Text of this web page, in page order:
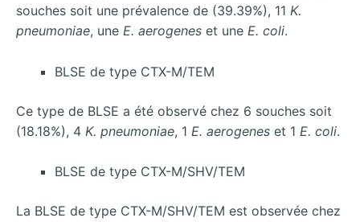
souches soit une prévalence de (39.39%), 11 K.
pneumoniae, une E. aerogenes et une E. coli.
BLSE de type CTX-M/TEM
Ce type de BLSE a été observé chez 6 souches soit
(18.18%), 4 K. pneumoniae, 1 E. aerogenes et 1 E. coli.
BLSE de type CTX-M/SHV/TEM
La BLSE de type CTX-M/SHV/TEM est observée chez